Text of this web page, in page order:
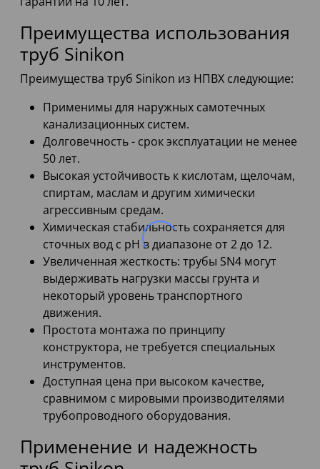
Преимущества использования
труб Sinikon
Преимущества труб Sinikon из НПВХ следующие:
Применимы для наружных самотечных
канализационных систем.
Долговечность - срок эксплуатации не менее
50 лет.
Высокая устойчивость к кислотам, щелочам,
спиртам, маслам и другим химически
агрессивным средам.
Химическая стабильность сохраняется для
сточных вод с pH в диапазоне от 2 до 12.
Увеличенная жесткость: трубы SN4 могут
выдерживать нагрузки массы грунта и
некоторый уровень транспортного
движения.
Простота монтажа по принципу
конструктора, не требуется специальных
инструментов.
Доступная цена при высоком качестве,
сравнимом с мировыми производителями
трубопроводного оборудования.
Применение и надежность